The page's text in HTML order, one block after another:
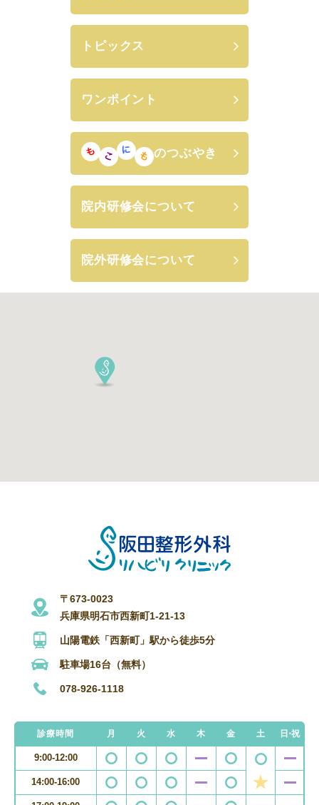
トピックス
ワンポイント
のつぶやき
院内研修会について
院外研修会について
〒673-0023
兵庫県明石市西新町1-21-13
山陽電鉄「西新町」駅から徒歩5分
駐車場16台（無料）
078-926-1118
診療時間 月 火 水 木 金 土 日・祝
9:00-12:00
14:00-16:00